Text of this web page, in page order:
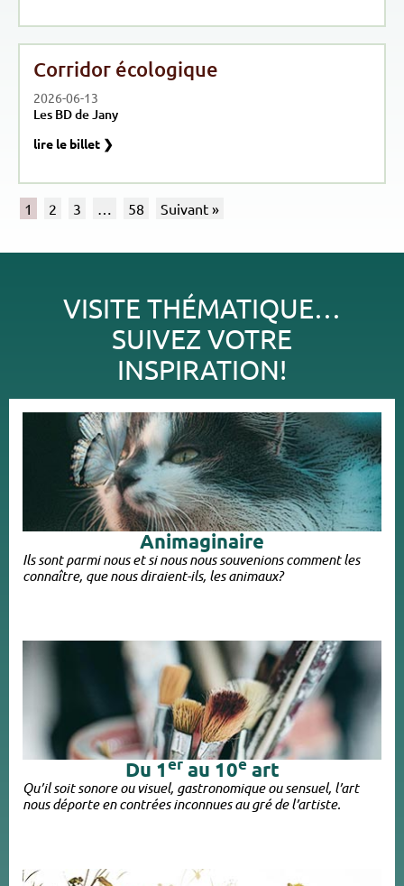
Corridor écologique
2026-06-13
Les BD de Jany
lire le billet ❯
1 2 3 … 58 Suivant »
VISITE THÉMATIQUE…
SUIVEZ VOTRE
INSPIRATION!
Animaginaire
Ils sont parmi nous et si nous nous souvenions comment les
connaître, que nous diraient-ils, les animaux?
Du 1erau 10eart
Qu’il soit sonore ou visuel, gastronomique ou sensuel, l’art
nous déporte en contrées inconnues au gré de l’artiste.